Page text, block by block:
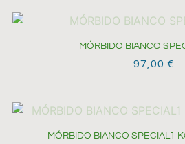
MÓRBIDO BIANCO
97,00 €
MÓRBIDO BIANCO SPECIAL1